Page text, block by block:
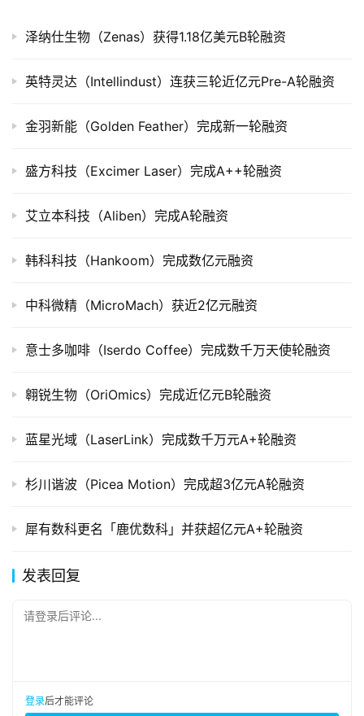
公
司
市
创
数
业
泽纳仕生物（Zenas）获得1.18亿美元B轮融资
英特灵达（Intellindust）连获三轮近亿元Pre-A轮融资
金羽新能（Golden Feather）完成新一轮融资
盛方科技（Excimer Laser）完成A++轮融资
艾立本科技（Aliben）完成A轮融资
韩科科技（Hankoom）完成数亿元融资
中科微精（MicroMach）获近2亿元融资
意士多咖啡（Iserdo Coffee）完成数千万天使轮融资
翱锐生物（OriOmics）完成近亿元B轮融资
蓝星光域（LaserLink）完成数千万元A+轮融资
杉川谐波（Picea Motion）完成超3亿元A轮融资
犀有数科更名「鹿优数科」并获超亿元A+轮融资
发表回复
请登录后评论...
登录后才能评论